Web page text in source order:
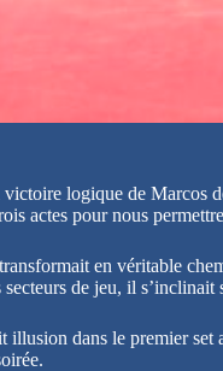
logique de
actes pour nous
en véritable
de jeu, il
dans le premier set